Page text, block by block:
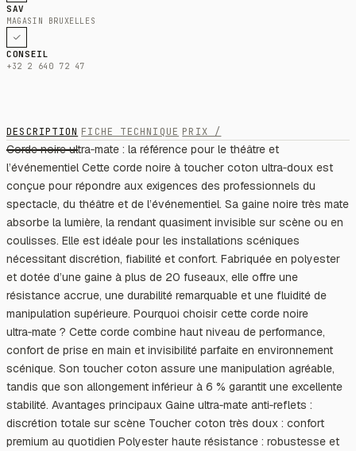
SAV
MAGASIN BRUXELLES
CONSEIL
+32 2 640 72 47
DESCRIPTION FICHE TECHNIQUE PRIX /
Corde noire ultra‑mate : la référence pour le théâtre et
l’événementiel Cette corde noire à toucher coton ultra‑doux est
conçue pour répondre aux exigences des professionnels du
spectacle, du théâtre et de l’événementiel. Sa gaine noire très mate
absorbe la lumière, la rendant quasiment invisible sur scène ou en
coulisses. Elle est idéale pour les installations scéniques
nécessitant discrétion, fiabilité et confort. Fabriquée en polyester
et dotée d’une gaine à plus de 20 fuseaux, elle offre une
résistance accrue, une durabilité remarquable et une fluidité de
manipulation supérieure. Pourquoi choisir cette corde noire
ultra‑mate ? Cette corde combine haut niveau de performance,
confort de prise en main et invisibilité parfaite en environnement
scénique. Son toucher coton assure une manipulation agréable,
tandis que son allongement inférieur à 6 % garantit une excellente
stabilité. Avantages principaux Gaine ultra‑mate anti‑reflets :
discrétion totale sur scène Toucher coton très doux : confort
premium au quotidien Polyester haute résistance : robustesse et